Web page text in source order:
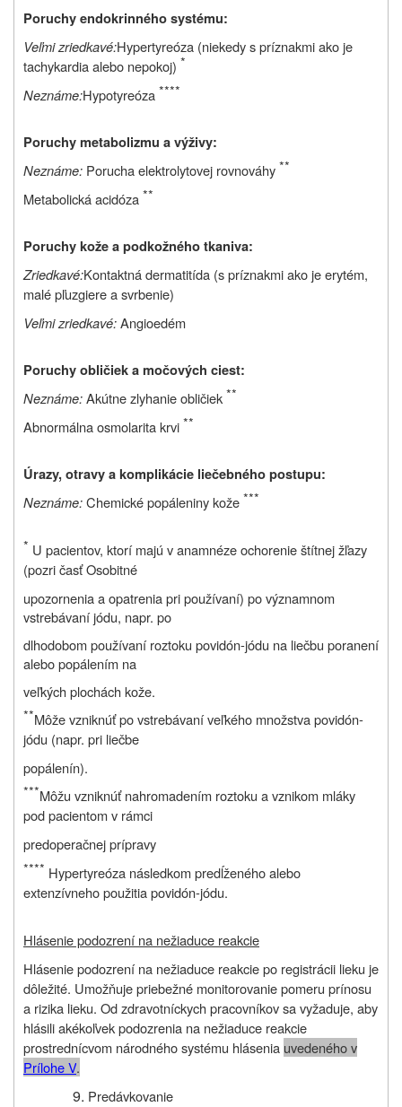
Poruchy endokrinného systému:
Veľmi zriedkavé:Hypertyreóza (niekedy s príznakmi ako je
tachykardia alebo nepokoj) *
Neznáme:Hypotyreóza****
Poruchy metabolizmu a výživy:
Neznáme: Porucha elektrolytovej rovnováhy**
Metabolická acidóza**
Poruchy kože a podkožného tkaniva:
Zriedkavé:Kontaktná dermatitída (s príznakmi ako je erytém,
malé pľuzgiere a svrbenie)
Veľmi zriedkavé:Angioedém
Poruchy obličiek a močových ciest:
Neznáme:Akútne zlyhanie obličiek**
Abnormálna osmolarita krvi**
Úrazy, otravy a komplikácie liečebného postupu:
Neznáme:Chemické popáleniny kože***
* U pacientov, ktorí majú v anamnéze ochorenie štítnej žľazy
(pozri časť Osobitné
upozornenia a opatrenia pri používaní) po významnom
vstrebávaní jódu, napr. po
dlhodobom používaní roztoku povidón-jódu na liečbu poranení
alebo popálením na
veľkých plochách kože.
**Môže vzniknúť po vstrebávaní veľkého množstva povidón-
jódu (napr. pri liečbe
popálenín).
***Môžu vzniknúť nahromadením roztoku a vznikom mláky
pod pacientom v rámci
predoperačnej prípravy
**** Hypertyreóza následkom predĺženého alebo
extenzívneho použitia povidón-jódu.
Hlásenie podozrení na nežiaduce reakcie
Hlásenie podozrení na nežiaduce reakcie po registrácii lieku je
dôležité. Umožňuje priebežné monitorovanie pomeru prínosu
a rizika lieku. Od zdravotníckych pracovníkov sa vyžaduje, aby
hlásili akékoľvek podozrenia na nežiaduce reakcie
prostrednícvom národného systému hlásenia uvedeného v
Prílohe V.
Predávkovanie